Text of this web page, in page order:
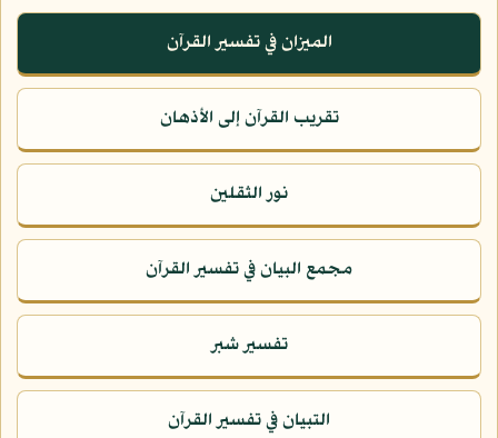
الميزان في تفسير القرآن
تقريب القرآن إلى الأذهان
نور الثقلين
مجمع البيان في تفسير القرآن
تفسير شبر
التبيان في تفسير القرآن